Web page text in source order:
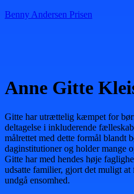
Benny Andersen Prisen
Anne Gitte
Gitte har utrættelig kæmpet for
deltagelse i inkluderende
målrettet med dette formål blandt
daginstitutioner og holder mange
Gitte har med hendes høje
udsatte familier, gjort det muligt
undgå ensomhed.